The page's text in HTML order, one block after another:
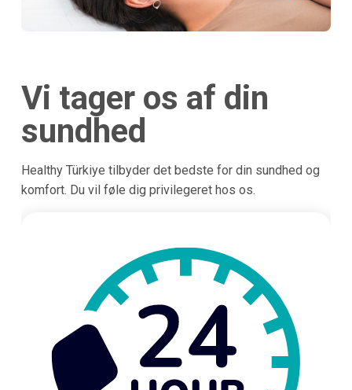
Vi tager os af din
sundhed
Healthy Türkiye tilbyder det bedste for din sundhed og
komfort. Du vil føle dig privilegeret hos os.